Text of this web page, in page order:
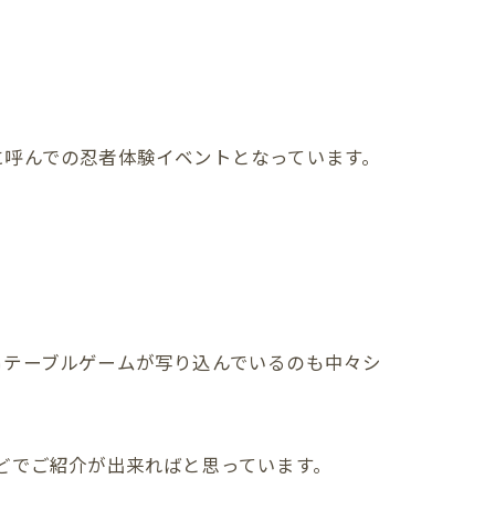
での忍者体験イベントとなっています。
ーブルゲームが写り込んでいるのも中々シ
ご紹介が出来ればと思っています。